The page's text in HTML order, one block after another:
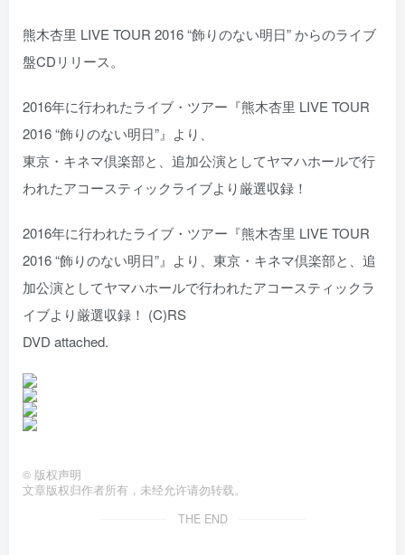
熊木杏里 LIVE TOUR 2016 “飾りのない明日” からのライブ
盤CDリリース。
2016年に行われたライブ・ツアー『熊木杏里 LIVE TOUR
2016 “飾りのない明日”』より、
東京・キネマ倶楽部と、追加公演としてヤマハホールで行
われたアコースティックライブより厳選収録！
2016年に行われたライブ・ツアー『熊木杏里 LIVE TOUR
2016 “飾りのない明日”』より、東京・キネマ倶楽部と、追
加公演としてヤマハホールで行われたアコースティックラ
イブより厳選収録！ (C)RS
DVD attached.
© 版权声明
文章版权归作者所有，未经允许请勿转载。
THE END